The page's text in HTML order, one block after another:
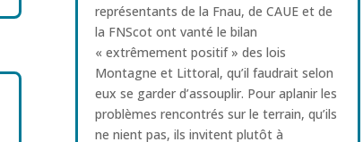
représentants de la Fnau, de CAUE et de
la FNScot ont vanté le bilan
« extrêmement positif » des lois
Montagne et Littoral, qu’il faudrait selon
eux se garder d’assouplir. Pour aplanir les
problèmes rencontrés sur le terrain, qu’ils
ne nient pas, ils invitent plutôt à